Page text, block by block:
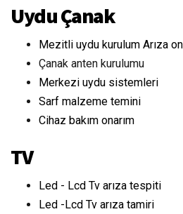
Uydu Çanak
Mezitli uydu kurulum Arıza
Çanak anten kurulumu
Merkezi uydu sistemleri
Sarf malzeme temini
Cihaz bakım onarım
TV
Led - Lcd Tv arıza tespiti
Led -Lcd Tv arıza tamiri